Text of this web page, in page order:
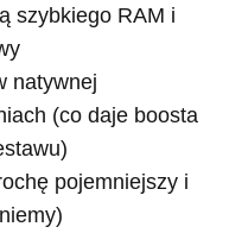
szybkiego RAM i
natywnej
(co daje boosta
pojemniejszy i